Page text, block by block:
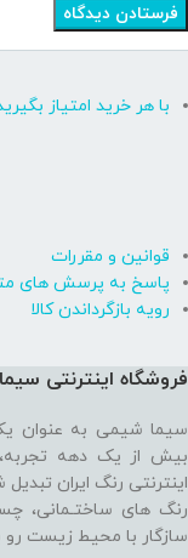
با هر خرید امتیاز
قوانین و مقررات
پاسخ به پرسش های
رویه بازگرداندن کالا
فروشگاه اینترنتی
سیما شیمی به عنوان
بیش از یک دهه
اینترنتی رنگ ایران
رنگ های ساختـمانی،
سازگار با محیط زیست